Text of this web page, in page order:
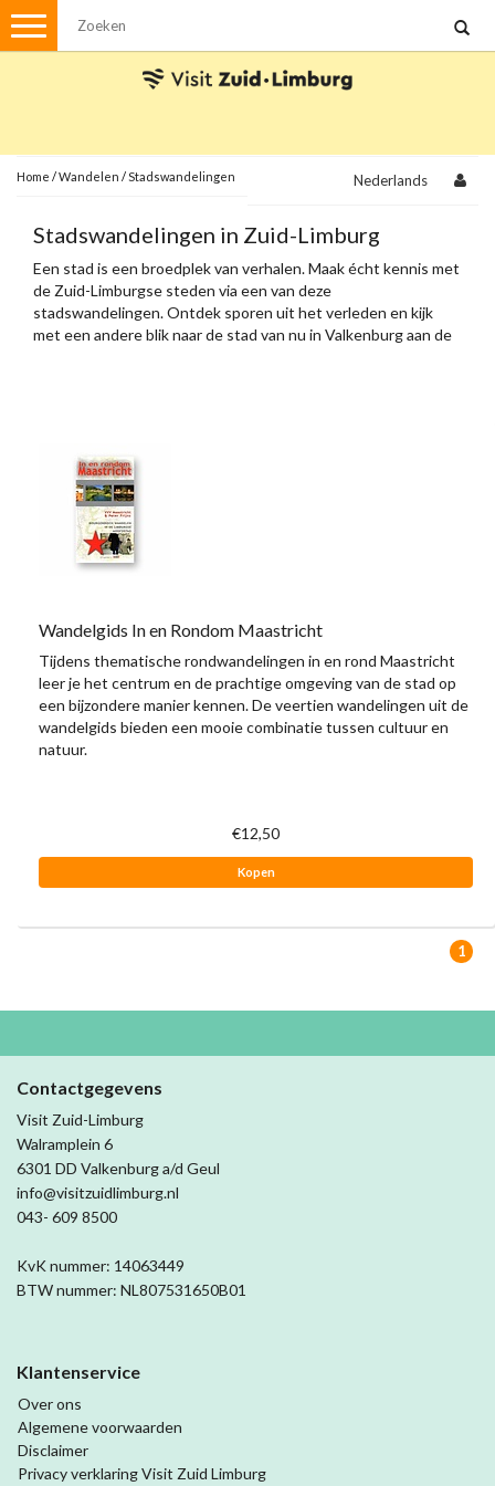
Menu
Met de auto
Visvergunningen
Brochures en kaarten
Plattegronden
Uit de streek
Ansichtkaarten
Home /Wandelen /Stadswandelingen Nederlands
Stadswandelingen in Zuid-Limburg
Een stad is een broedplek van verhalen. Maak écht kennis met
de Zuid-Limburgse steden via een van deze
stadswandelingen. Ontdek sporen uit het verleden en kijk
met een andere blik naar de stad van nu in Valkenburg aan de
Wandelgids In en Rondom Maastricht
Tijdens thematische rondwandelingen in en rond Maastricht
leer je het centrum en de prachtige omgeving van de stad op
een bijzondere manier kennen. De veertien wandelingen uit de
wandelgids bieden een mooie combinatie tussen cultuur en
natuur.
€12,50
Kopen
1
Contactgegevens
Visit Zuid-Limburg
Walramplein 6
6301 DD Valkenburg a/d Geul
info@visitzuidlimburg.nl
043- 609 8500
KvK nummer: 14063449
BTW nummer: NL807531650B01
Klantenservice
Over ons
Algemene voorwaarden
Disclaimer
Privacy verklaring Visit Zuid Limburg